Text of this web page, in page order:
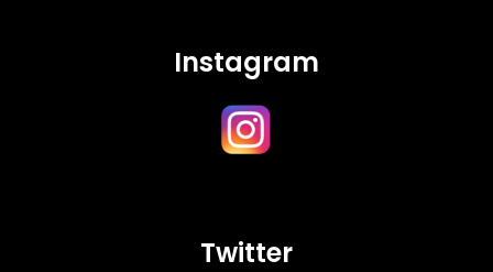
Instagram
Twitter